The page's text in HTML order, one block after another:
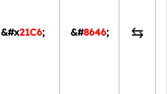
⇆
&#8646;
&#x21C6;